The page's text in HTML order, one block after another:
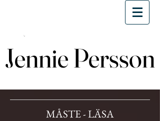
Jennie Persson
Jennie Persson
MÅSTE - LÄSA